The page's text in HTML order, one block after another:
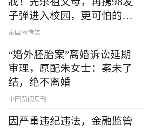
子弹进入校园，更可怕的细
节公布了
泰国网传媒
“婚外胚胎案”离婚诉讼延期
审理，原配朱女士：案未了
结，绝不离婚
中国新闻周刊
因严重违纪违法，金融监管